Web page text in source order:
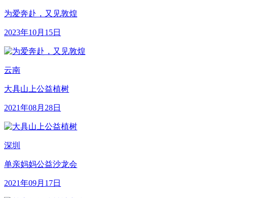
为爱奔赴，又见敦煌
2023年10月15日
云南
大具山上公益植树
2021年08月28日
深圳
单亲妈妈公益沙龙会
2021年09月17日